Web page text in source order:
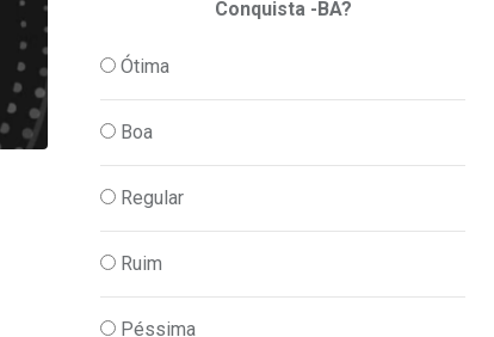
Conquista -BA?
Ótima
Boa
Regular
Ruim
Péssima